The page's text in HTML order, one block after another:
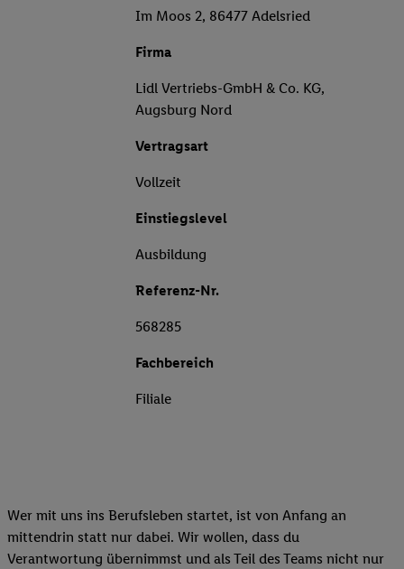
Im Moos 2, 86477 Adelsried
Firma
Lidl Vertriebs-GmbH & Co. KG,
Augsburg Nord
Vertragsart
Vollzeit
Einstiegslevel
Ausbildung
Referenz-Nr.
568285
Fachbereich
Filiale
Wer mit uns ins Berufsleben startet, ist von Anfang an
mittendrin statt nur dabei. Wir wollen, dass du
Verantwortung übernimmst und als Teil des Teams nicht nur